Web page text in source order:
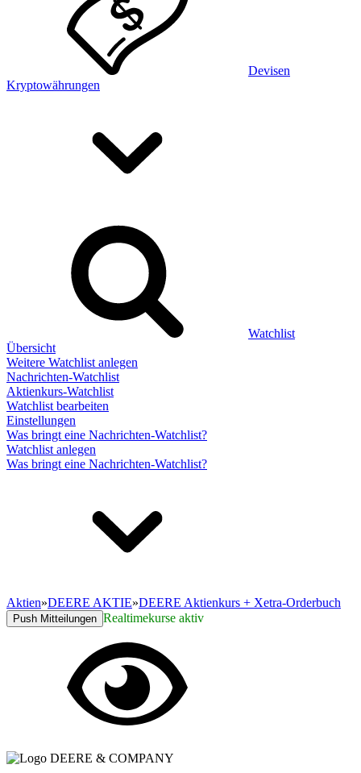
Devisen
Kryptowährungen
Watchlist
Übersicht
Weitere Watchlist anlegen
Nachrichten-Watchlist
Aktienkurs-Watchlist
Watchlist bearbeiten
Einstellungen
Was bringt eine Nachrichten-Watchlist?
Watchlist anlegen
Was bringt eine Nachrichten-Watchlist?
Aktien»DEERE AKTIE»DEERE Aktienkurs + Xetra-Orderbuch
Push Mitteilungen Realtimekurse aktiv